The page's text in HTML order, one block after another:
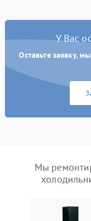
У Вас
Оставьте заявку,
Мы